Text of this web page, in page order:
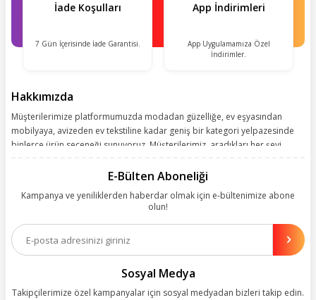
İade Koşulları
7 Gün İçerisinde İade Garantisi.
App İndirimleri
App Uygulamamıza Özel
İndirimler.
Hakkımızda
Müşterilerimize platformumuzda modadan güzelliğe, ev eşyasından
mobilyaya, avizeden ev tekstiline kadar geniş bir kategori yelpazesinde
binlerce ürün seçeneği sunuyoruz. Müşterilerimiz, aradıkları her şeyi
kolay, kusursuz ve keyifli bir alışveriş yolculuğu sunarken deneyiminize
olanakları sunuyoruz. Çalışmalarımızı müşterilerimizin memnuniyetini
esas alarak yürütüyoruz.
E-Bülten Aboneliği
Kampanya ve yeniliklerden haberdar olmak için e-bültenimize abone
olun!
Sosyal Medya
Takipçilerimize özel kampanyalar için sosyal medyadan bizleri takip edin.